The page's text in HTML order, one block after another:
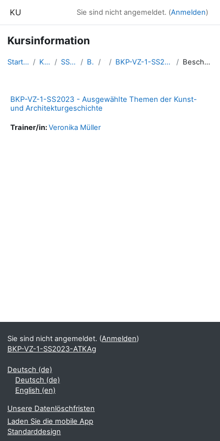
KU Sie sind nicht angemeldet. (Anmelden)
Kursinformation
Startseite Kurse SS2023 BKP 1 BKP-VZ-1-SS2023-ATKAg Beschreibung
BKP-VZ-1-SS2023 - Ausgewählte Themen der Kunst-
und Architekturgeschichte
Trainer/in:Veronika Müller
Sie sind nicht angemeldet. (Anmelden)
BKP-VZ-1-SS2023-ATKAg
Deutsch ‎(de)‎
Deutsch ‎(de)‎
English ‎(en)‎
Unsere Datenlöschfristen
Laden Sie die mobile App
Standarddesign